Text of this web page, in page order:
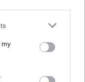
or more Google
You may click to
third-party tags to
in below Google
my
συμφωνίας
Ελλάδας –
η